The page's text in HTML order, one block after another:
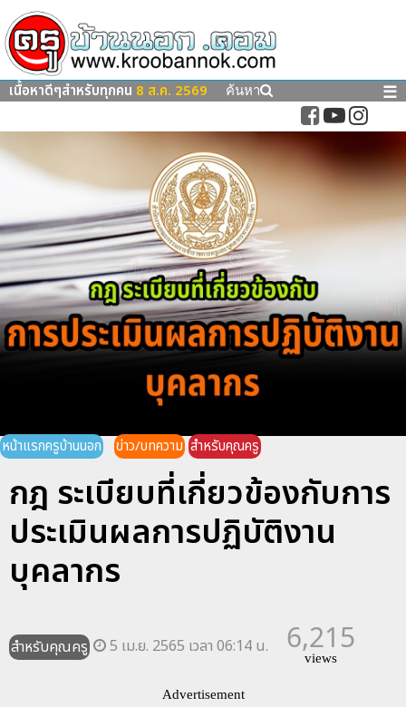
เนื้อหาดีๆสำหรับทุกคน 8 ส.ค. 2569 ค้นหา ☰
หน้าแรกครูบ้านนอก ข่าว/บทความ สำหรับคุณครู
กฎ ระเบียบที่เกี่ยวข้องกับการ
ประเมินผลการปฏิบัติงาน
บุคลากร
สำหรับคุณครู 5 เม.ย. 2565 เวลา 06:14 น. 6,215
views
Advertisement